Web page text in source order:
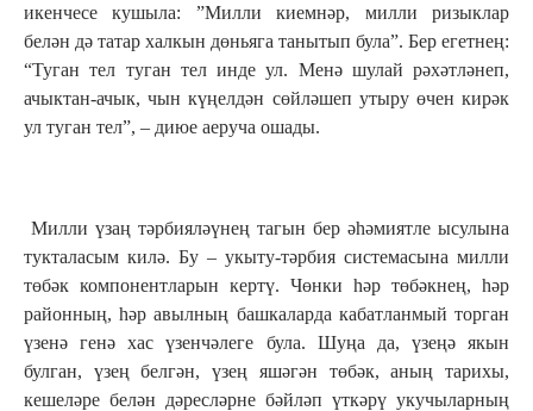
икенчесе кушыла: ”Милли киемнәр, милли ризыклар
белән дә татар халкын дөньяга танытып була”. Бер егетнең:
“Туган тел туган тел инде ул. Менә шулай рәхәтләнеп,
ачыктан-ачык, чын күңелдән сөйләшеп утыру өчен кирәк
ул туган тел”, – диюе аеруча ошады.
Милли үзаң тәрбияләүнең тагын бер әһәмиятле ысулына
тукталасым килә. Бу – укыту-тәрбия системасына милли
төбәк компонентларын кертү. Чөнки һәр төбәкнең, һәр
районның, һәр авылның башкаларда кабатланмый торган
үзенә генә хас үзенчәлеге була. Шуңа да, үзеңә якын
булган, үзең белгән, үзең яшәгән төбәк, аның тарихы,
кешеләре белән дәресләрне бәйләп үткәрү укучыларның